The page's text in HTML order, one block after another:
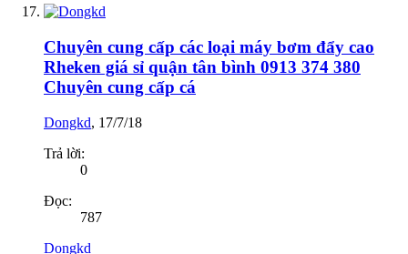
Chuyên cung cấp các loại máy bơm đẩy cao
Rheken giá sỉ quận tân bình 0913 374 380
Chuyên cung cấp cá
Dongkd, 17/7/18
Trả lời:
0
Đọc:
787
Dongkd